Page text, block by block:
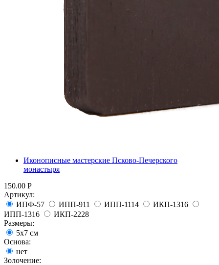
Иконописные мастерские Псково-Печерского
монастыря
150.00 Р
Артикул:
ИПФ-57
ИПП-911 ИПП-1114
ИКП-1316
ИПП-1316
ИКП-2228
Размеры:
5x7 см
Основа:
нет
Золочение: